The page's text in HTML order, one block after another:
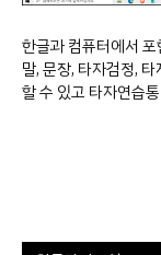
한글과 컴퓨터에서
말, 문장, 타자검정,
할 수 있고 타자연습